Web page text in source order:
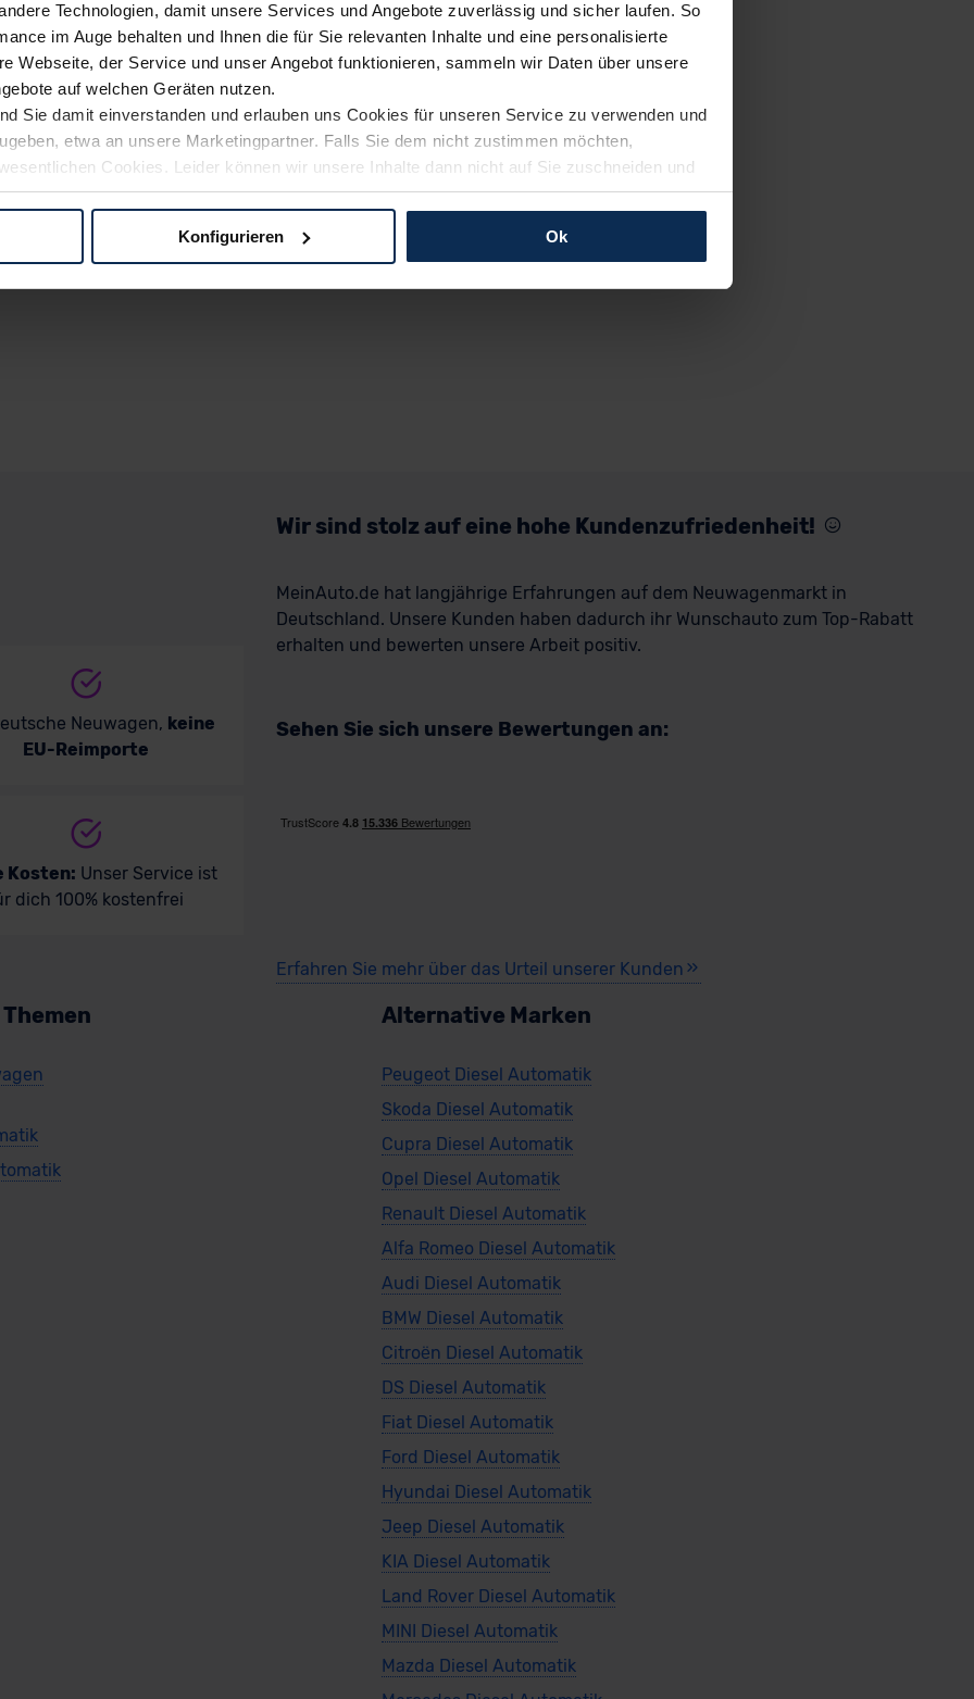
Technologien, damit unsere Services und Angebote zuverlässig und sicher laufen. So
im Auge behalten und Ihnen die für Sie relevanten Inhalte und eine personalisierte
Webseite, der Service und unser Angebot funktionieren, sammeln wir Daten über unsere
auf welchen Geräten nutzen.
Sie damit einverstanden und erlauben uns Cookies für unseren Service zu verwenden und
etwa an unsere Marketingpartner. Falls Sie dem nicht zustimmen möchten,
Cookies. Leider können wir unsere Inhalte dann nicht auf Sie zuschneiden und
Weg zu Ihrem Neuwagen unterstützen. Sie können die Einstellungen jederzeit anpassen
außerhalb der EU zu übermitteln oder dort verarbeiten zu lassen. Soweit eine
Konfigurieren Ok
Neuwagen, keine
EU-Reimporte
Kosten: Unser Service ist
dich 100% kostenfrei
Wir sind stolz auf eine hohe Kundenzufriedenheit!
MeinAuto.de hat langjährige Erfahrungen auf dem Neuwagenmarkt in
Deutschland. Unsere Kunden haben dadurch ihr Wunschauto zum Top-Rabatt
erhalten und bewerten unsere Arbeit positiv.
Sehen Sie sich unsere Bewertungen an:
Erfahren Sie mehr über das Urteil unserer Kunden
Alternative Marken
Peugeot Diesel Automatik
Skoda Diesel Automatik
Cupra Diesel Automatik
Opel Diesel Automatik
Renault Diesel Automatik
Alfa Romeo Diesel Automatik
Audi Diesel Automatik
BMW Diesel Automatik
Citroën Diesel Automatik
DS Diesel Automatik
Fiat Diesel Automatik
Ford Diesel Automatik
Hyundai Diesel Automatik
Jeep Diesel Automatik
KIA Diesel Automatik
Land Rover Diesel Automatik
MINI Diesel Automatik
Mazda Diesel Automatik